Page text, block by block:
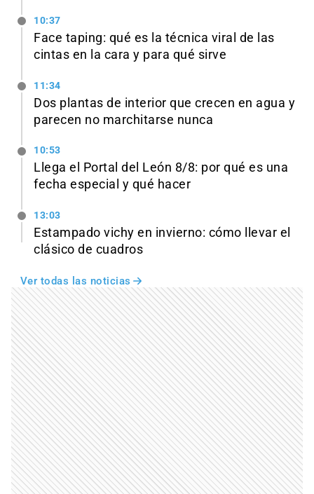
10:37
Face taping: qué es la técnica viral de las
cintas en la cara y para qué sirve
11:34
Dos plantas de interior que crecen en agua y
parecen no marchitarse nunca
10:53
Llega el Portal del León 8/8: por qué es una
fecha especial y qué hacer
13:03
Estampado vichy en invierno: cómo llevar el
clásico de cuadros
Ver todas las noticias